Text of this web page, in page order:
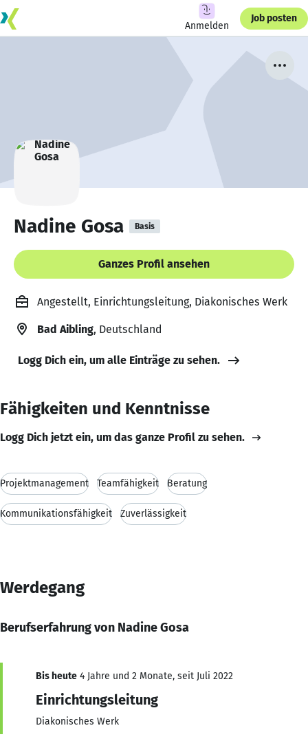
Anmelden
Job posten
Nadine Gosa Basis
Ganzes Profil ansehen
Angestellt, Einrichtungsleitung, Diakonisches Werk
Bad Aibling, Deutschland
Logg Dich ein, um alle Einträge zu sehen.
Fähigkeiten und Kenntnisse
Logg Dich jetzt ein, um das ganze Profil zu sehen.
Projektmanagement Teamfähigkeit Beratung
Kommunikationsfähigkeit Zuverlässigkeit
Werdegang
Berufserfahrung von Nadine Gosa
Bis heute 4 Jahre und 2 Monate, seit Juli 2022
Einrichtungsleitung
Diakonisches Werk